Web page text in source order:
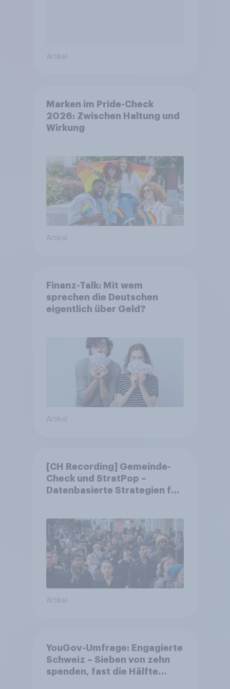
Artikel
Marken im Pride-Check
2026: Zwischen Haltung und
Wirkung
Artikel
Finanz-Talk: Mit wem
sprechen die Deutschen
eigentlich über Geld?
Artikel
[CH Recording] Gemeinde-
Check und StratPop –
Datenbasierte Strategien für
Artikel
YouGov-Umfrage: Engagierte
Schweiz – Sieben von zehn
spenden, fast die Hälfte